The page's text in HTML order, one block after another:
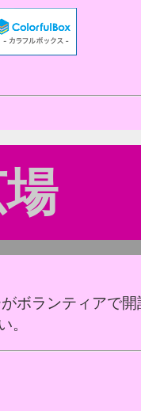
ボランティアで
。